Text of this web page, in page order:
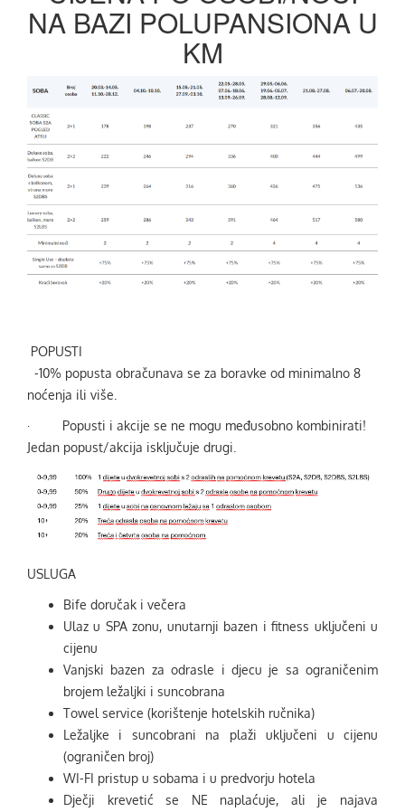
NA BAZI POLUPANSIONA U
KM
POPUSTI
-10% popusta obračunava se za boravke od minimalno 8
noćenja ili više.
· Popusti i akcije se ne mogu međusobno kombinirati!
Jedan popust/akcija isključuje drugi.
USLUGA
Bife doručak i večera
Ulaz u SPA zonu, unutarnji bazen i fitness uključeni u
cijenu
Vanjski bazen za odrasle i djecu je sa ograničenim
brojem ležaljki i suncobrana
Towel service (korištenje hotelskih ručnika)
Ležaljke i suncobrani na plaži uključeni u cijenu
(ograničen broj)
WI-FI pristup u sobama i u predvorju hotela
Dječji krevetić se NE naplaćuje, ali je najava